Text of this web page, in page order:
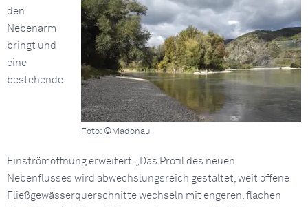
Foto: © viadonau
den
Nebenarm
bringt und
eine
bestehende
Einströmöffnung erweitert. „Das Profil des neuen
Nebenflusses wird abwechslungsreich gestaltet, weit offene
Fließgewässerquerschnitte wechseln mit engeren, flachen